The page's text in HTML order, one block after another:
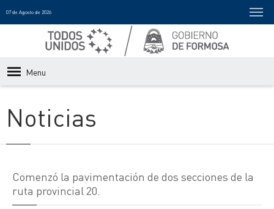
07 de Agosto de 2026
Menu
Noticias
Comenzó la pavimentación de dos secciones de la
ruta provincial 20.